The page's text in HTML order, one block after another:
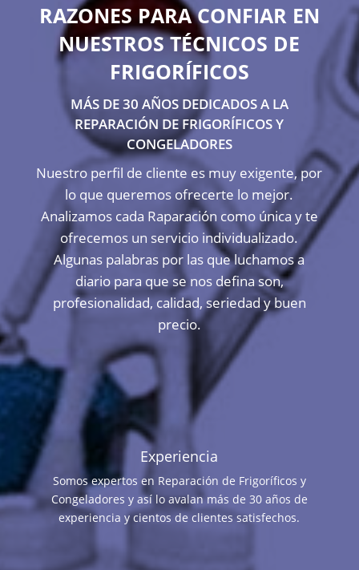
RAZONES PARA CONFIAR EN
NUESTROS TÉCNICOS DE
FRIGORÍFICOS
MÁS DE 30 AÑOS DEDICADOS A LA
REPARACIÓN DE FRIGORÍFICOS Y
CONGELADORES
Nuestro perfil de cliente es muy exigente, por
lo que queremos ofrecerte lo mejor.
Analizamos cada Raparación como única y te
ofrecemos un servicio individualizado.
Algunas palabras por las que luchamos a
diario para que se nos defina son,
profesionalidad, calidad, seriedad y buen
precio.
Experiencia
Somos expertos en Reparación de Frigoríficos y
Congeladores y así lo avalan más de 30 años de
experiencia y cientos de clientes satisfechos.